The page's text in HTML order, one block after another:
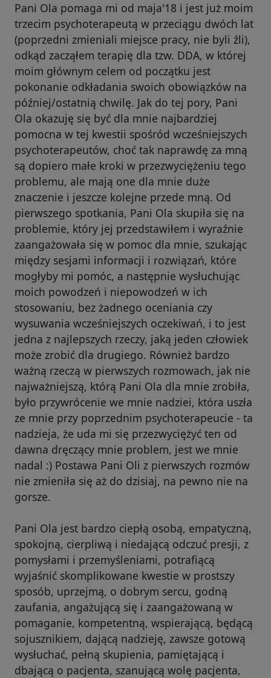
Pani Ola pomaga mi od maja'18 i jest już moim
trzecim psychoterapeutą w przeciągu dwóch lat
(poprzedni zmieniali miejsce pracy, nie byli źli),
odkąd zacząłem terapię dla tzw. DDA, w której
moim głównym celem od początku jest
pokonanie odkładania swoich obowiązków na
później/ostatnią chwilę. Jak do tej pory, Pani
Ola okazuję się być dla mnie najbardziej
pomocna w tej kwestii spośród wcześniejszych
psychoterapeutów, choć tak naprawdę za mną
są dopiero małe kroki w przezwyciężeniu tego
problemu, ale mają one dla mnie duże
znaczenie i jeszcze kolejne przede mną. Od
pierwszego spotkania, Pani Ola skupiła się na
problemie, który jej przedstawiłem i wyraźnie
zaangażowała się w pomoc dla mnie, szukając
między sesjami informacji i rozwiązań, które
mogłyby mi pomóc, a następnie wysłuchując
moich powodzeń i niepowodzeń w ich
stosowaniu, bez żadnego oceniania czy
wysuwania wcześniejszych oczekiwań, i to jest
jedna z najlepszych rzeczy, jaką jeden człowiek
może zrobić dla drugiego. Również bardzo
ważną rzeczą w pierwszych rozmowach, jak nie
najważniejszą, którą Pani Ola dla mnie zrobiła,
było przywrócenie we mnie nadziei, która uszła
ze mnie przy poprzednim psychoterapeucie - ta
nadzieja, że uda mi się przezwyciężyć ten od
dawna dręczący mnie problem, jest we mnie
nadal :) Postawa Pani Oli z pierwszych rozmów
nie zmieniła się aż do dzisiaj, na pewno nie na
gorsze.
Pani Ola jest bardzo ciepłą osobą, empatyczną,
spokojną, cierpliwą i niedającą odczuć presji, z
pomysłami i przemyśleniami, potrafiącą
wyjaśnić skomplikowane kwestie w prostszy
sposób, uprzejmą, o dobrym sercu, godną
zaufania, angażującą się i zaangażowaną w
pomaganie, kompetentną, wspierającą, będącą
sojusznikiem, dającą nadzieję, zawsze gotową
wysłuchać, pełną skupienia, pamiętającą i
dbającą o pacjenta, szanującą wolę pacjenta,